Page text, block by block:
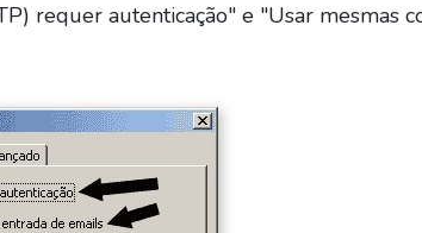
requer autenticação" e "Usar mesmas